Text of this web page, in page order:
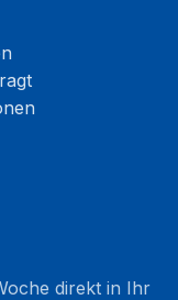
direkt in Ihr